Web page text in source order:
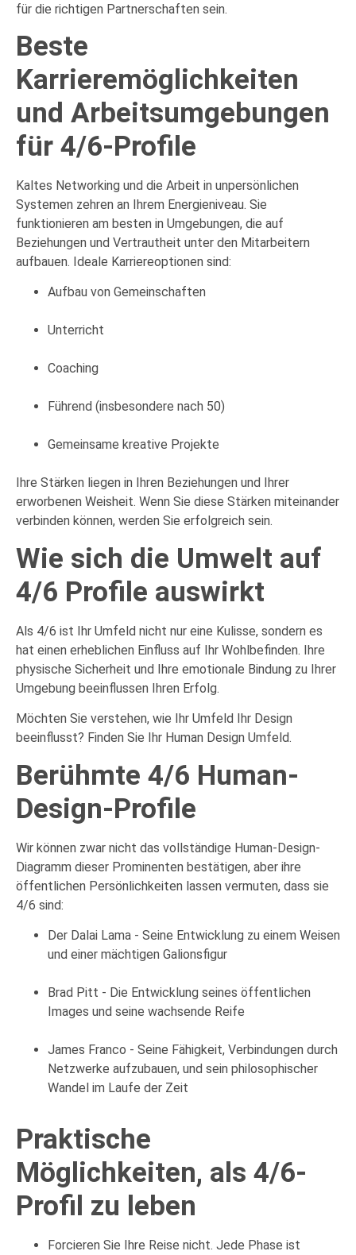
für die richtigen Partnerschaften sein.
Beste
Karrieremöglichkeiten
und Arbeitsumgebungen
für 4/6-Profile
Kaltes Networking und die Arbeit in unpersönlichen
Systemen zehren an Ihrem Energieniveau. Sie
funktionieren am besten in Umgebungen, die auf
Beziehungen und Vertrautheit unter den Mitarbeitern
aufbauen. Ideale Karriereoptionen sind:
Aufbau von Gemeinschaften
Unterricht
Coaching
Führend (insbesondere nach 50)
Gemeinsame kreative Projekte
Ihre Stärken liegen in Ihren Beziehungen und Ihrer
erworbenen Weisheit. Wenn Sie diese Stärken miteinander
verbinden können, werden Sie erfolgreich sein.
Wie sich die Umwelt auf
4/6 Profile auswirkt
Als 4/6 ist Ihr Umfeld nicht nur eine Kulisse, sondern es
hat einen erheblichen Einfluss auf Ihr Wohlbefinden. Ihre
physische Sicherheit und Ihre emotionale Bindung zu Ihrer
Umgebung beeinflussen Ihren Erfolg.
Möchten Sie verstehen, wie Ihr Umfeld Ihr Design
beeinflusst? Finden Sie Ihr Human Design Umfeld.
Berühmte 4/6 Human-
Design-Profile
Wir können zwar nicht das vollständige Human-Design-
Diagramm dieser Prominenten bestätigen, aber ihre
öffentlichen Persönlichkeiten lassen vermuten, dass sie
4/6 sind:
Der Dalai Lama - Seine Entwicklung zu einem Weisen
und einer mächtigen Galionsfigur
Brad Pitt - Die Entwicklung seines öffentlichen
Images und seine wachsende Reife
James Franco - Seine Fähigkeit, Verbindungen durch
Netzwerke aufzubauen, und sein philosophischer
Wandel im Laufe der Zeit
Praktische
Möglichkeiten, als 4/6-
Profil zu leben
Forcieren Sie Ihre Reise nicht. Jede Phase ist